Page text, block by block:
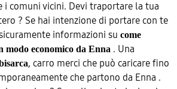
i comuni vicini. Devi traportare la tua
? Se hai intenzione di portare con te
informazioni su come
economico da Enna . Una
, carro merci che può caricare fino
che partono da Enna .